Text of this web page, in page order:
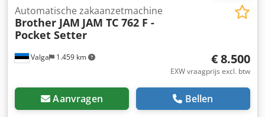
Valga 1.459 km
Automatische zakaanzetmachine
Brother JAM JAM TC 762 F -
Pocket Setter
€ 8.500
EXW vraagprijs excl. btw
Aanvragen Bellen